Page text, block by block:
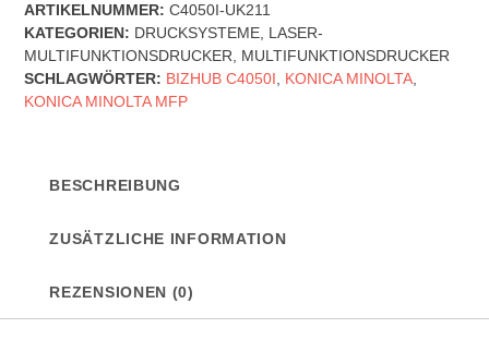
Bizhub
C4050i
inkl.
UK-
221
ARTIKELNUMMER: C4050I-UK211
KATEGORIEN: DRUCKSYSTEME LASER-
MULTIFUNKTIONSDRUCKER
MULTIFUNKTIONSDRUCKER
SCHLAGWÖRTER: BIZHUB C4050I KONICA MINOLTA
KONICA MINOLTA MFP
BESCHREIBUNG
ZUSÄTZLICHE INFORMATION
REZENSIONEN (0)